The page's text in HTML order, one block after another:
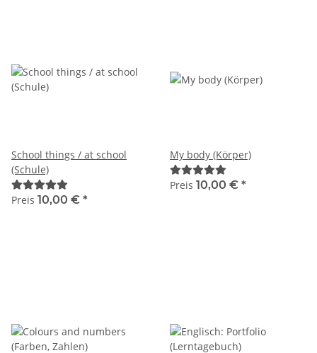
School things / at school
(Schule)
Preis 10,00 € *
My body (Körper)
Preis 10,00 € *